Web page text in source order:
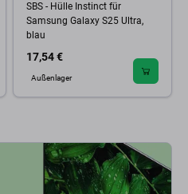
SBS - Hülle Instinct für
Samsung Galaxy S25 Ultra,
blau
17,54 €
Außenlager